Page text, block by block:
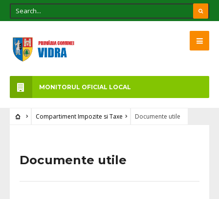
MONITORUL OFICIAL LOCAL
Compartiment Impozite si Taxe Documente utile
Documente utile